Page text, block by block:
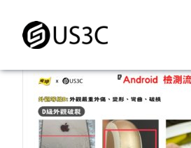
content